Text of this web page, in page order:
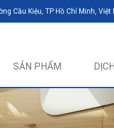
Cầu Kiệu, TP Hồ Chí Minh, Việt
SẢN PHẨM